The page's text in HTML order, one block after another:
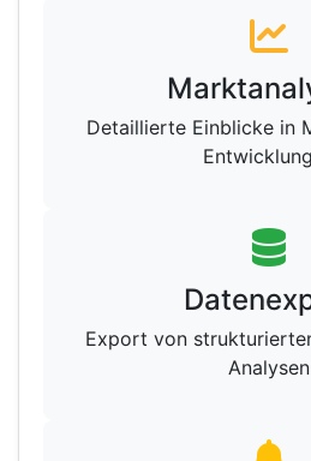
Detaillierte Einblicke in
Export von
Analysen